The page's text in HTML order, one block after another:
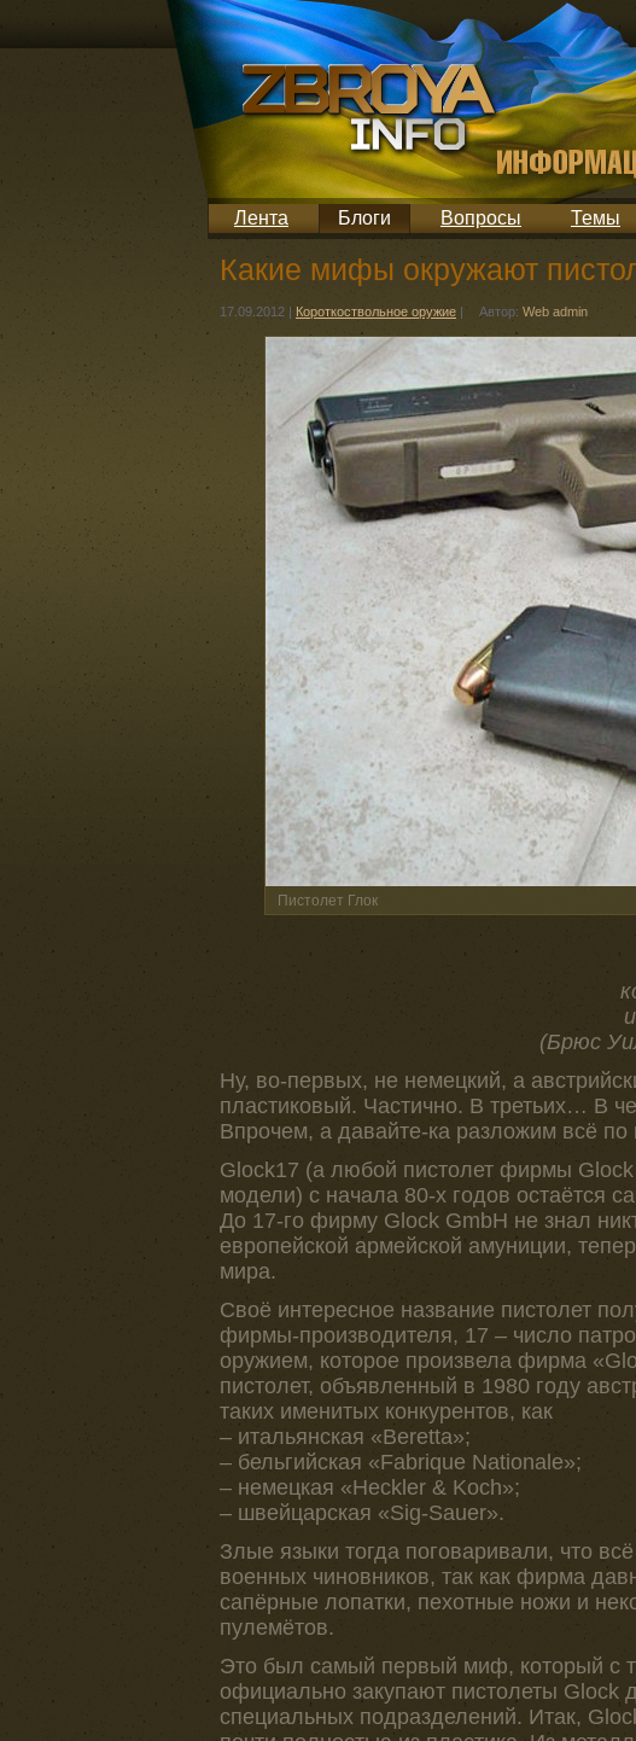
Лента Блоги Вопросы Темы
Какие мифы окружают
17.09.2012 | Короткоствольное оружие | Автор: Web admin
Пистолет Глок
(Брюс
Ну, во-первых, не немецкий, а
пластиковый. Частично. В третьих… В
Впрочем, а давайте-ка разложим всё
Glock17 (а любой пистолет фирмы
модели) с начала 80-х годов остаётся
До 17-го фирму Glock GmbH не знал
европейской армейской амуниции,
мира.
Своё интересное название пистолет
фирмы-производителя, 17 – число
оружием, которое произвела фирма
пистолет, объявленный в 1980 году
таких именитых конкурентов, как
– итальянская «Beretta»;
– бельгийская «Fabrique Nationale»;
– немецкая «Heckler & Koch»;
– швейцарская «Sig-Sauer».
Злые языки тогда поговаривали, что
военных чиновников, так как фирма
сапёрные лопатки, пехотные ножи и
пулемётов.
Это был самый первый миф, который с
официально закупают пистолеты Glock
специальных подразделений. Итак,